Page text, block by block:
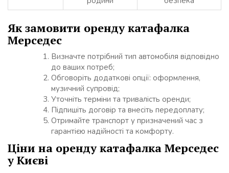
Як замовити оренду катафалка
Мерседес
Визначте потрібний тип автомобіля відповідно
до ваших потреб;
Обговоріть додаткові опції: оформлення,
музичний супровід;
Уточніть терміни та тривалість оренди;
Підпишіть договір та внесіть передоплату;
Отримайте транспорт у призначений час з
гарантією надійності та комфорту.
Ціни на оренду катафалка Мерседес
у Києві